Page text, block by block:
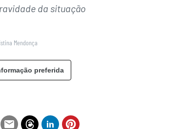
da situação
Mendonça
preferida